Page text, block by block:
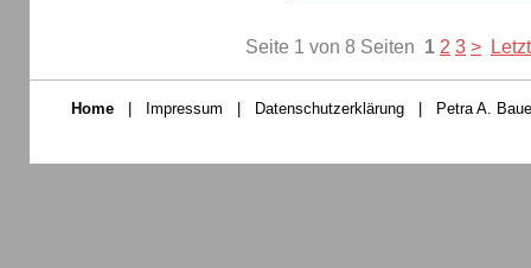
Seite 1 von 8 Seiten 1 2 3 >
Home | Impressum | Datenschutzerklärung | Petra A.